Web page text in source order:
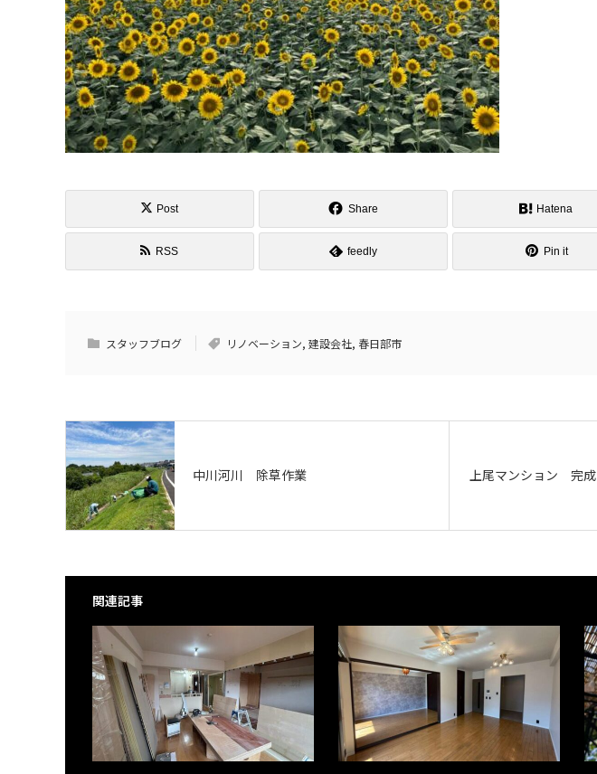
Post Share Hatena
RSS feedly Pin it
スタッフブログ リノベーション, 建設会社, 春日部市
中川河川 除草作業 上尾マンション 完成
関連記事